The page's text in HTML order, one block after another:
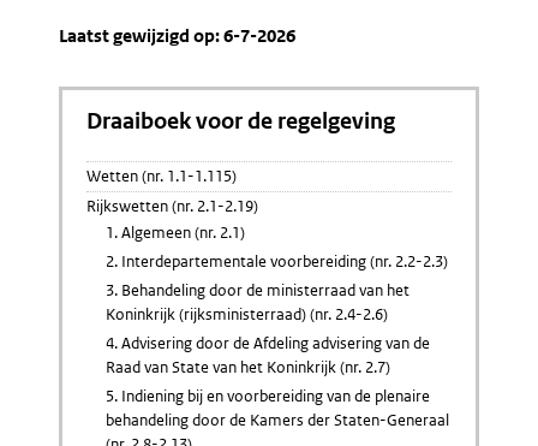
Laatst gewijzigd op: 6-7-2026
Draaiboek voor de regelgeving
Wetten (nr. 1.1-1.115)
Rijkswetten (nr. 2.1-2.19)
1. Algemeen (nr. 2.1)
2. Interdepartementale voorbereiding (nr. 2.2-2.3)
3. Behandeling door de ministerraad van het
Koninkrijk (rijksministerraad) (nr. 2.4-2.6)
4. Advisering door de Afdeling advisering van de
Raad van State van het Koninkrijk (nr. 2.7)
5. Indiening bij en voorbereiding van de plenaire
behandeling door de Kamers der Staten-Generaal